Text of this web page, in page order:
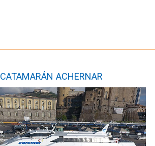
CATAMARÁN ACHERNAR